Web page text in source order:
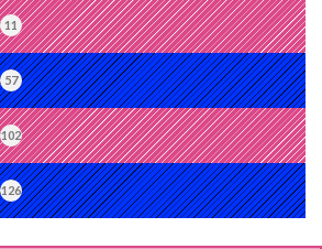
11
57
102
126